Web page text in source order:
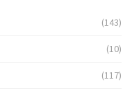
(143)
(10)
(117)